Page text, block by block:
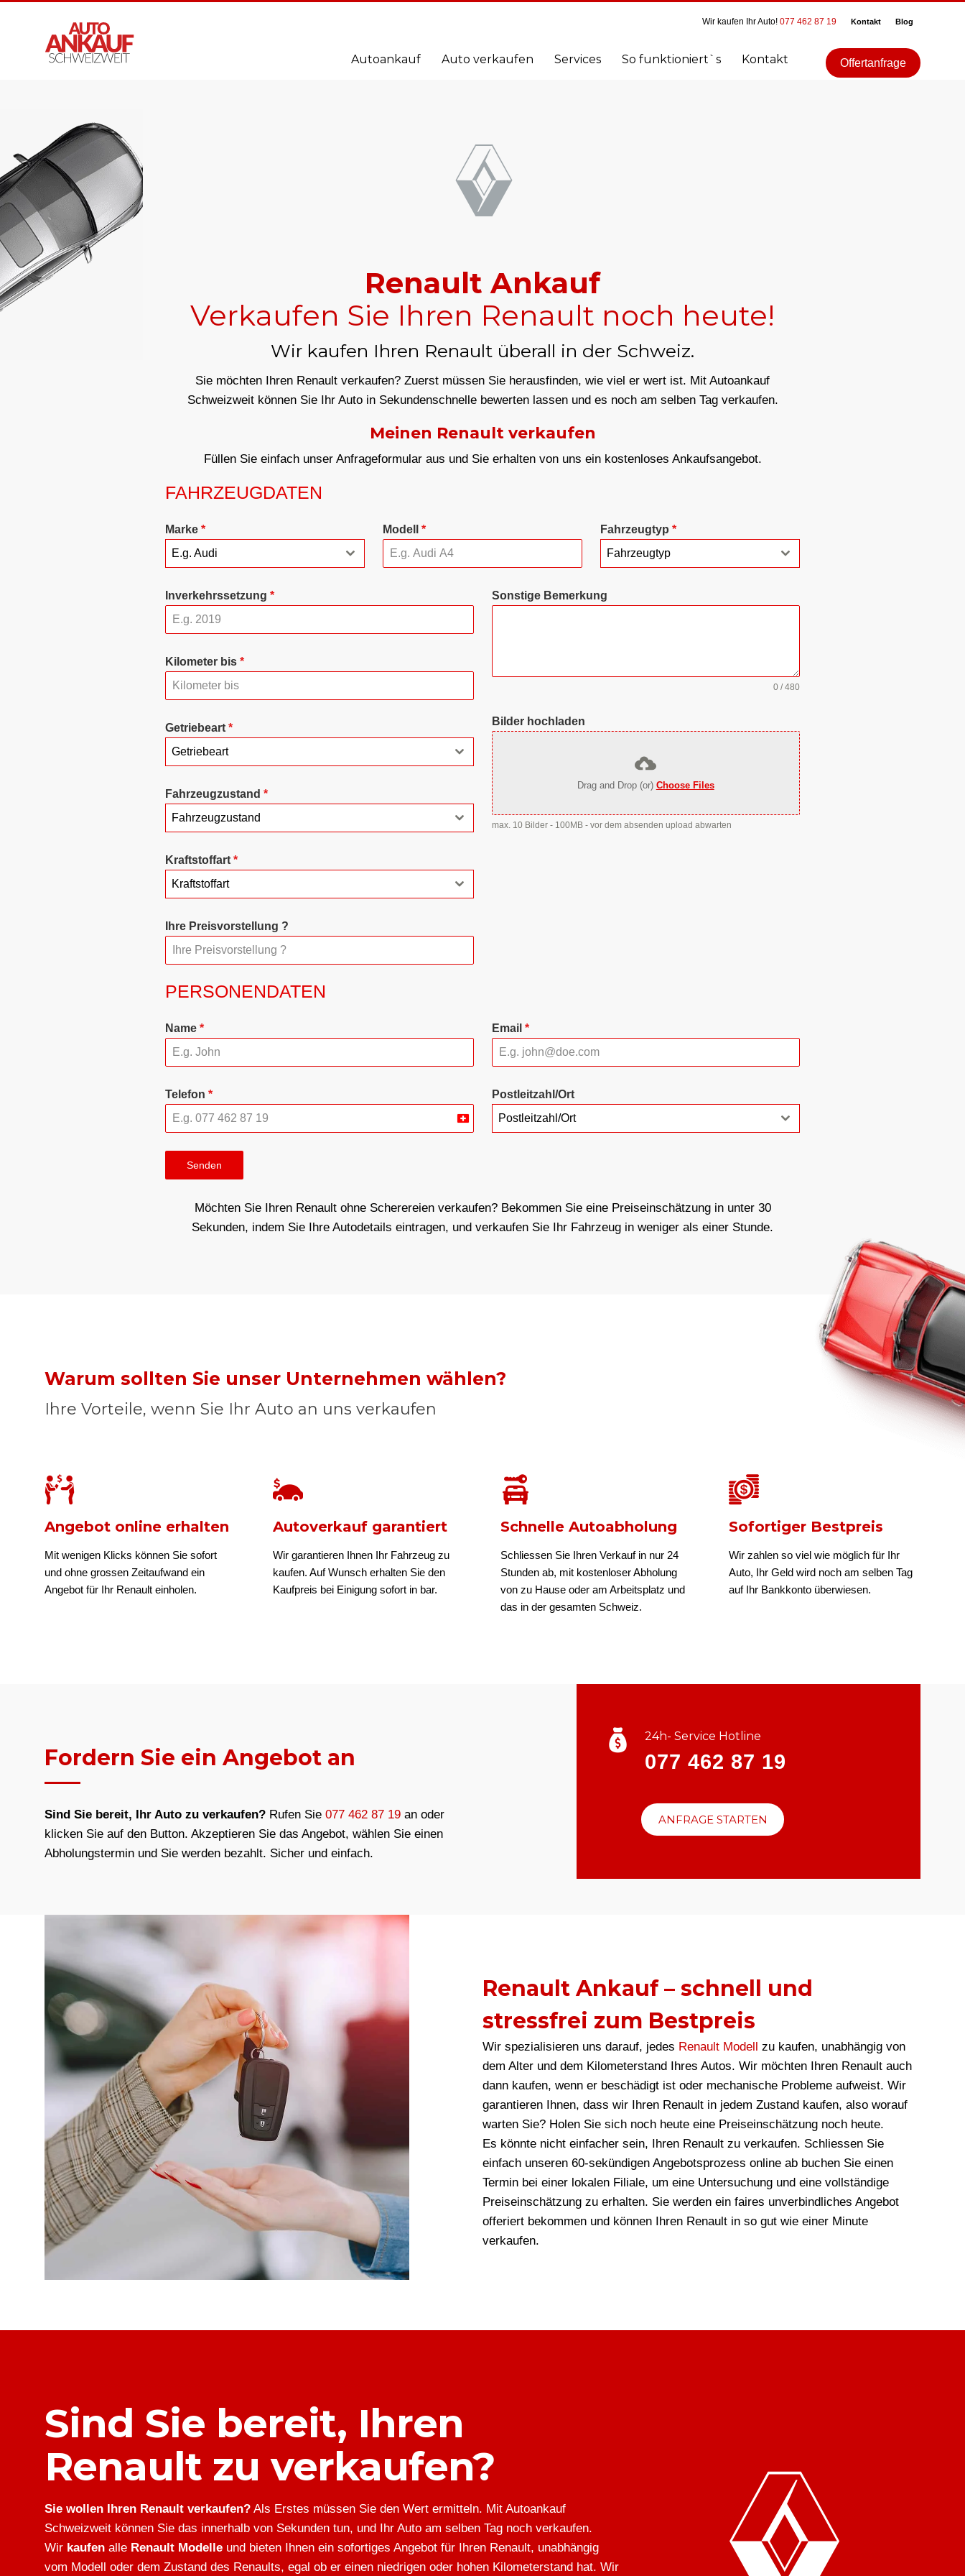
Wir kaufen Ihr Auto! 077 462 87 19 Kontakt Blog
Autoankauf Auto verkaufen Services So funktioniert`s Kontakt Offertanfrage
Renault Ankauf
Verkaufen Sie Ihren Renault noch heute!
Wir kaufen Ihren Renault überall in der Schweiz.
Sie möchten Ihren Renault verkaufen? Zuerst müssen Sie herausfinden, wie viel er wert ist. Mit Autoankauf
Schweizweit können Sie Ihr Auto in Sekundenschnelle bewerten lassen und es noch am selben Tag verkaufen.
Meinen Renault verkaufen
Füllen Sie einfach unser Anfrageformular aus und Sie erhalten von uns ein kostenloses Ankaufsangebot.
FAHRZEUGDATEN
Marke *
E.g. Audi
Modell * Fahrzeugtyp *
Fahrzeugtyp
Inverkehrssetzung *
Kilometer bis *
Getriebeart *
Getriebeart
Fahrzeugzustand *
Fahrzeugzustand
Kraftstoffart *
Kraftstoffart
Ihre Preisvorstellung ?
Sonstige Bemerkung
0 / 480
Bilder hochladen
Drag and Drop (or) Choose Files
max. 10 Bilder - 100MB - vor dem absenden upload abwarten
PERSONENDATEN
Name * Email *
Telefon *
Switzerland
Postleitzahl/Ort
Postleitzahl/Ort
Senden
Möchten Sie Ihren Renault ohne Scherereien verkaufen? Bekommen Sie eine Preiseinschätzung in unter 30
Sekunden, indem Sie Ihre Autodetails eintragen, und verkaufen Sie Ihr Fahrzeug in weniger als einer Stunde.
Warum sollten Sie unser Unternehmen wählen?
Ihre Vorteile, wenn Sie Ihr Auto an uns verkaufen
Angebot online erhalten
Mit wenigen Klicks können Sie sofort
und ohne grossen Zeitaufwand ein
Angebot für Ihr Renault einholen.
Autoverkauf garantiert
Wir garantieren Ihnen Ihr Fahrzeug zu
kaufen. Auf Wunsch erhalten Sie den
Kaufpreis bei Einigung sofort in bar.
Schnelle Autoabholung
Schliessen Sie Ihren Verkauf in nur 24
Stunden ab, mit kostenloser Abholung
von zu Hause oder am Arbeitsplatz und
das in der gesamten Schweiz.
Sofortiger Bestpreis
Wir zahlen so viel wie möglich für Ihr
Auto, Ihr Geld wird noch am selben Tag
auf Ihr Bankkonto überwiesen.
Fordern Sie ein Angebot an
Sind Sie bereit, Ihr Auto zu verkaufen? Rufen Sie 077 462 87 19 an oder
klicken Sie auf den Button. Akzeptieren Sie das Angebot, wählen Sie einen
Abholungstermin und Sie werden bezahlt. Sicher und einfach.
24h- Service Hotline
077 462 87 19
ANFRAGE STARTEN
Renault Ankauf – schnell und
stressfrei zum Bestpreis
Wir spezialisieren uns darauf, jedes Renault Modell zu kaufen, unabhängig von
dem Alter und dem Kilometerstand Ihres Autos. Wir möchten Ihren Renault auch
dann kaufen, wenn er beschädigt ist oder mechanische Probleme aufweist. Wir
garantieren Ihnen, dass wir Ihren Renault in jedem Zustand kaufen, also worauf
warten Sie? Holen Sie sich noch heute eine Preiseinschätzung noch heute.
Es könnte nicht einfacher sein, Ihren Renault zu verkaufen. Schliessen Sie
einfach unseren 60-sekündigen Angebotsprozess online ab buchen Sie einen
Termin bei einer lokalen Filiale, um eine Untersuchung und eine vollständige
Preiseinschätzung zu erhalten. Sie werden ein faires unverbindliches Angebot
offeriert bekommen und können Ihren Renault in so gut wie einer Minute
verkaufen.
Sind Sie bereit, Ihren
Renault zu verkaufen?
Sie wollen Ihren Renault verkaufen? Als Erstes müssen Sie den Wert ermitteln. Mit Autoankauf
Schweizweit können Sie das innerhalb von Sekunden tun, und Ihr Auto am selben Tag noch verkaufen.
Wir kaufen alle Renault Modelle und bieten Ihnen ein sofortiges Angebot für Ihren Renault, unabhängig
vom Modell oder dem Zustand des Renaults, egal ob er einen niedrigen oder hohen Kilometerstand hat. Wir